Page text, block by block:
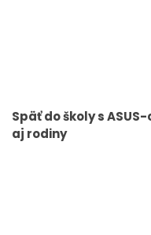
Späť do školy s
aj rodiny